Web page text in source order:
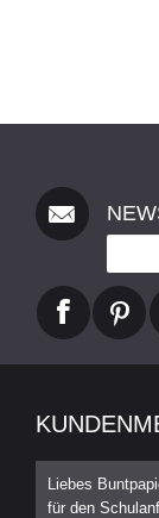
Liebes
für den